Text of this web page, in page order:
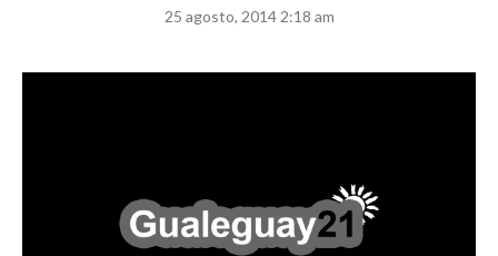
25 agosto, 2014 2:18 am